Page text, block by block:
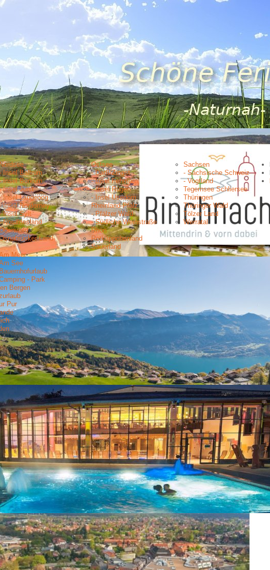
Insel Baltrum
Insel Borkum
Insel Juist
Insel Langeoog
Insel Norderney
Insel Sylt
Nordfriesland
Land
Ostsee
- Darß/Zingst
- Insel Fehmarn
- Insel Rügen
- Insel Usedom
Rheinland-Pfalz
- Pfälzer Wald
- Südliche Weinstraße
Rhön
Rotkäppchenland
Sauerland
Sachsen
- Sächsische Schweiz
- Vogtland
Tegernsee Schliersee
Thüringen
Thüringer Wald
Tölzer Land
Werratal
Meer
See
Bauernhofurlaub
- Park
Bergen
Pur